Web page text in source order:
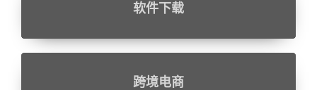
软件下载
跨境电商